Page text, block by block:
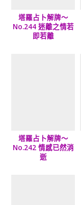
塔羅占卜解牌～
No.244 迷離之情若
即若離
塔羅占卜解牌～
No.242 情感已然消
逝